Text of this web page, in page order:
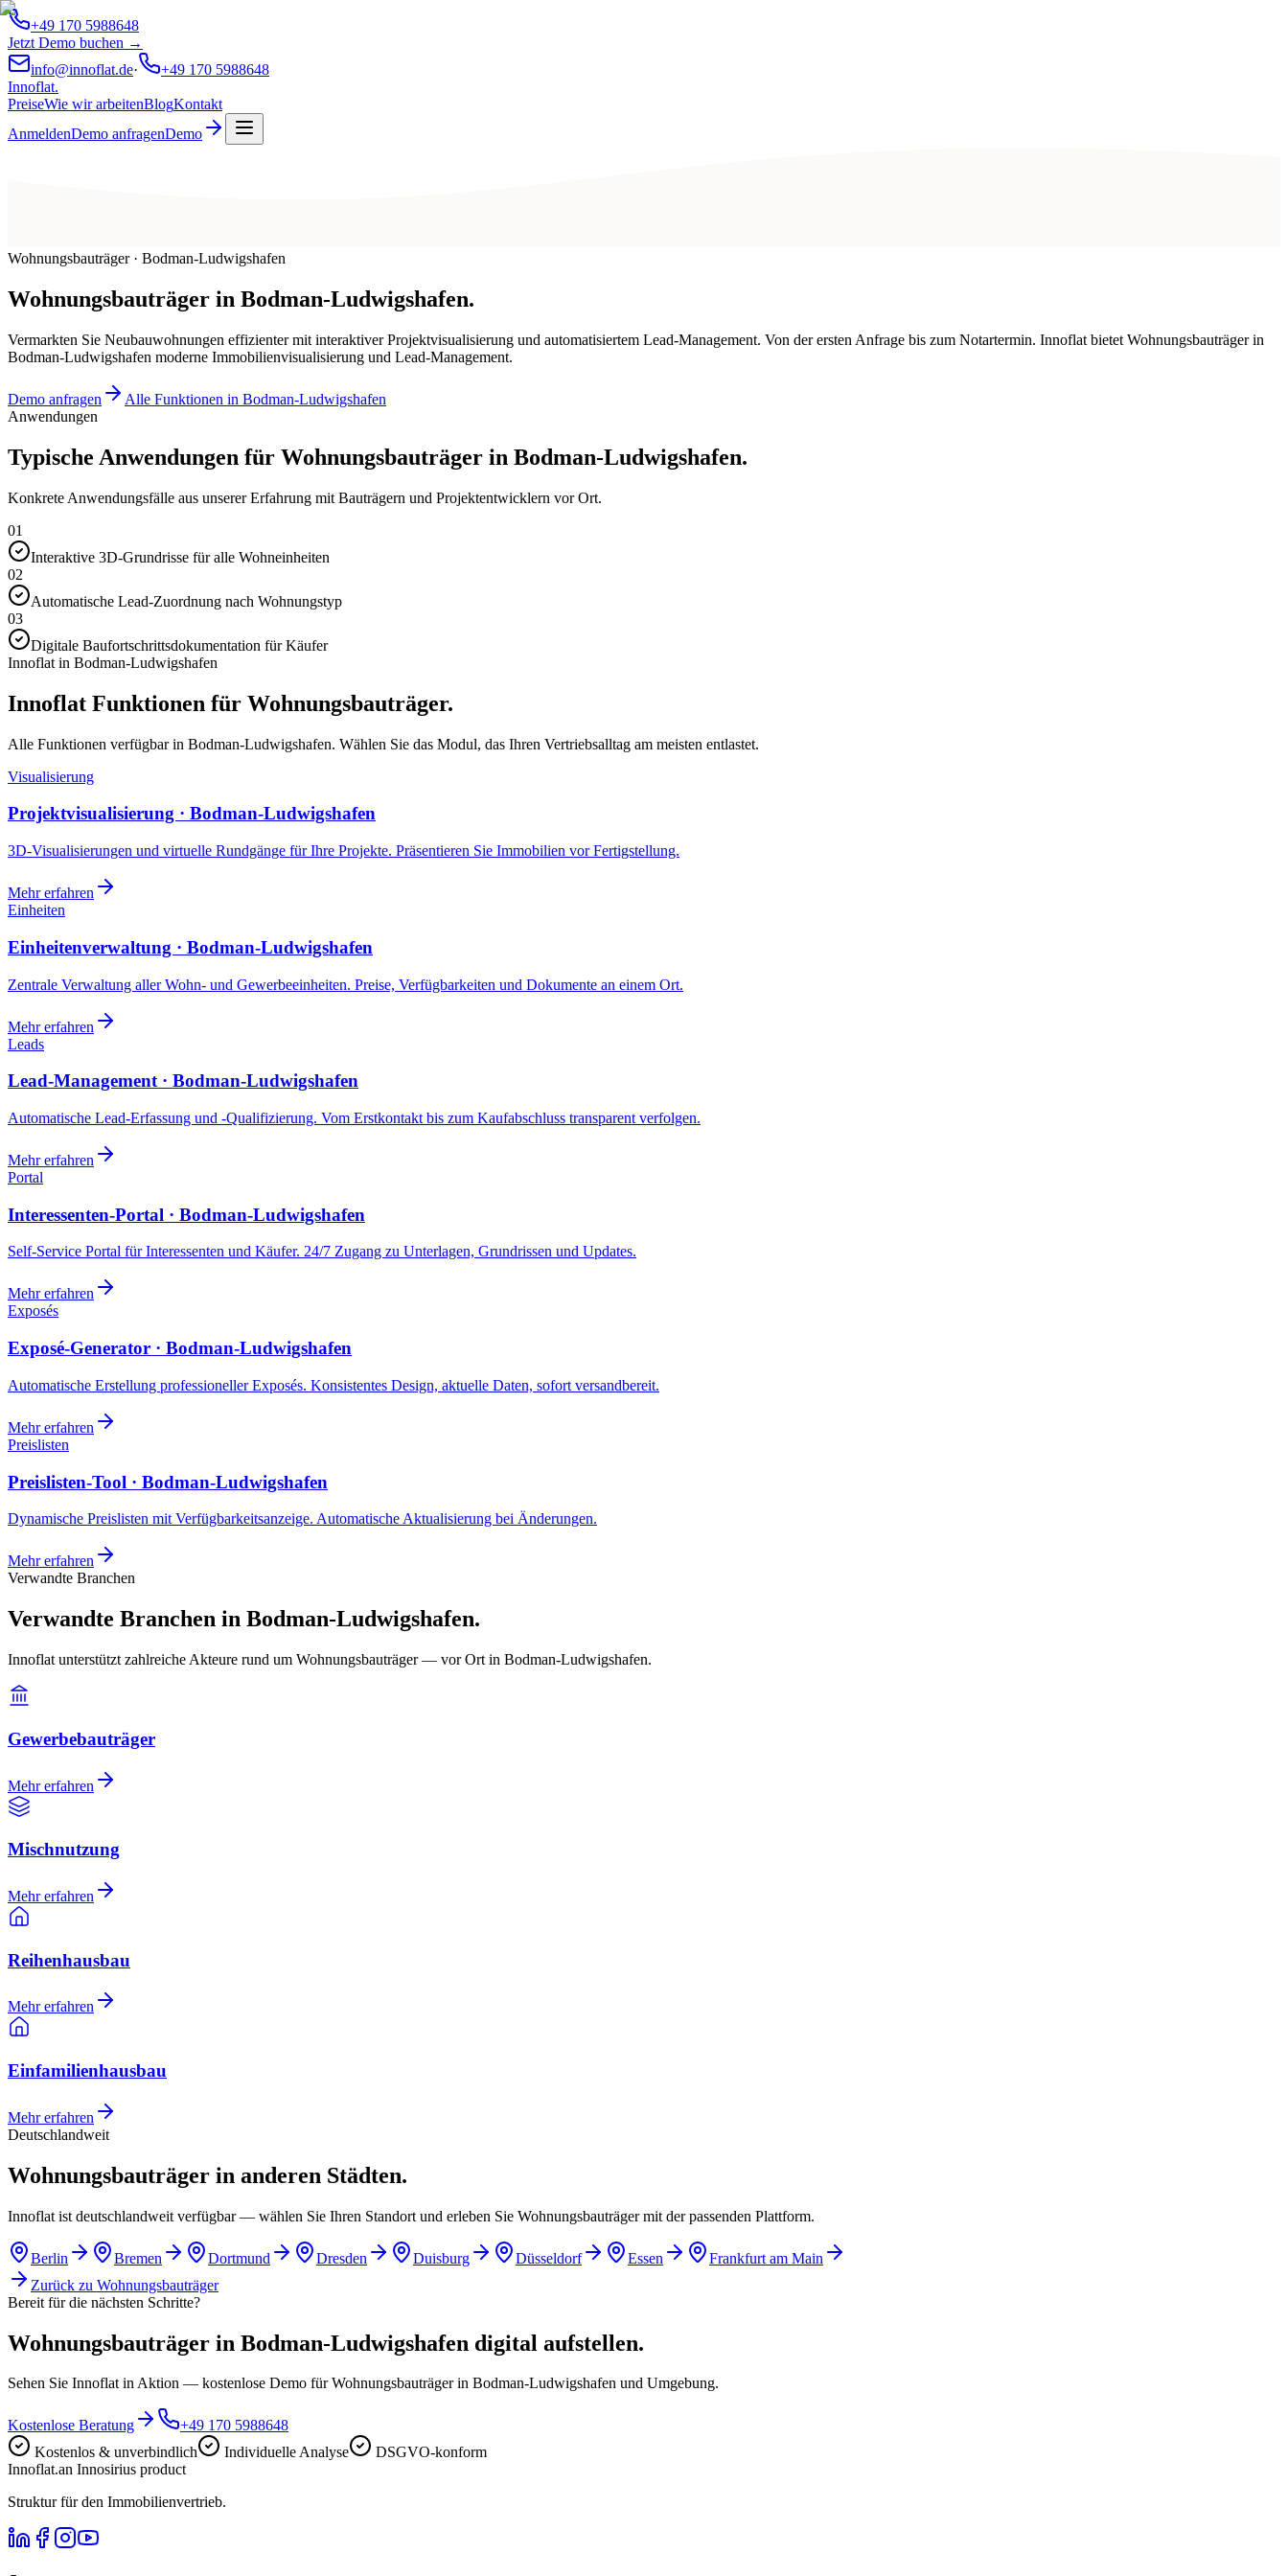
+49 170 5988648
Jetzt Demo buchen →
info@innoflat.de·
+49 170 5988648
Innoflat.
PreiseWie wir arbeitenBlogKontakt
AnmeldenDemo anfragenDemo
Wohnungsbauträger · Bodman-Ludwigshafen
Wohnungsbauträger in Bodman-Ludwigshafen.
Vermarkten Sie Neubauwohnungen effizienter mit interaktiver Projektvisualisierung und automatisiertem Lead-Management. Von der ersten Anfrage bis zum Notartermin. Innoflat bietet Wohnungsbauträger in
Bodman-Ludwigshafen moderne Immobilienvisualisierung und Lead-Management.
Demo anfragen
Alle Funktionen in Bodman-Ludwigshafen
Anwendungen
Typische Anwendungen für Wohnungsbauträger in Bodman-Ludwigshafen.
Konkrete Anwendungsfälle aus unserer Erfahrung mit Bauträgern und Projektentwicklern vor Ort.
01
Interaktive 3D-Grundrisse für alle Wohneinheiten
02
Automatische Lead-Zuordnung nach Wohnungstyp
03
Digitale Baufortschrittsdokumentation für Käufer
Innoflat in Bodman-Ludwigshafen
Innoflat Funktionen für Wohnungsbauträger.
Alle Funktionen verfügbar in Bodman-Ludwigshafen. Wählen Sie das Modul, das Ihren Vertriebsalltag am meisten entlastet.
Visualisierung
Projektvisualisierung · Bodman-Ludwigshafen
3D-Visualisierungen und virtuelle Rundgänge für Ihre Projekte. Präsentieren Sie Immobilien vor Fertigstellung.
Mehr erfahren
Einheiten
Einheitenverwaltung · Bodman-Ludwigshafen
Zentrale Verwaltung aller Wohn- und Gewerbeeinheiten. Preise, Verfügbarkeiten und Dokumente an einem Ort.
Mehr erfahren
Leads
Lead-Management · Bodman-Ludwigshafen
Automatische Lead-Erfassung und -Qualifizierung. Vom Erstkontakt bis zum Kaufabschluss transparent verfolgen.
Mehr erfahren
Portal
Interessenten-Portal · Bodman-Ludwigshafen
Self-Service Portal für Interessenten und Käufer. 24/7 Zugang zu Unterlagen, Grundrissen und Updates.
Mehr erfahren
Exposés
Exposé-Generator · Bodman-Ludwigshafen
Automatische Erstellung professioneller Exposés. Konsistentes Design, aktuelle Daten, sofort versandbereit.
Mehr erfahren
Preislisten
Preislisten-Tool · Bodman-Ludwigshafen
Dynamische Preislisten mit Verfügbarkeitsanzeige. Automatische Aktualisierung bei Änderungen.
Mehr erfahren
Verwandte Branchen
Verwandte Branchen in Bodman-Ludwigshafen.
Innoflat unterstützt zahlreiche Akteure rund um Wohnungsbauträger — vor Ort in Bodman-Ludwigshafen.
Gewerbebauträger
Mehr erfahren
Mischnutzung
Mehr erfahren
Reihenhausbau
Mehr erfahren
Einfamilienhausbau
Mehr erfahren
Deutschlandweit
Wohnungsbauträger in anderen Städten.
Innoflat ist deutschlandweit verfügbar — wählen Sie Ihren Standort und erleben Sie Wohnungsbauträger mit der passenden Plattform.
Berlin Bremen Dortmund Dresden Duisburg Düsseldorf Essen
Frankfurt am Main
Zurück zu Wohnungsbauträger
Bereit für die nächsten Schritte?
Wohnungsbauträger in Bodman-Ludwigshafen digital aufstellen.
Sehen Sie Innoflat in Aktion — kostenlose Demo für Wohnungsbauträger in Bodman-Ludwigshafen und Umgebung.
Kostenlose Beratung
+49 170 5988648
Kostenlos & unverbindlich
Individuelle Analyse
DSGVO-konform
Innoflat.an Innosirius product
Struktur für den Immobilienvertrieb.